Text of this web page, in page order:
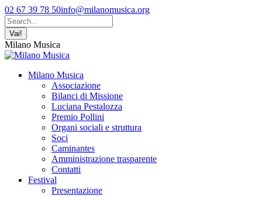
Vai
ai
contenuti
Facebook
page
opens
in
new
window
YouTube
page
opens
in
new
window
Instagram
page
opens
in
new
window
02 67 39 78 50info@milanomusica.org
Cerca:
Milano Musica
Milano Musica
Associazione
Bilanci di Missione
Luciana Pestalozza
Premio Pollini
Organi sociali e struttura
Soci
Caminantes
Amministrazione trasparente
Contatti
Festival
Presentazione